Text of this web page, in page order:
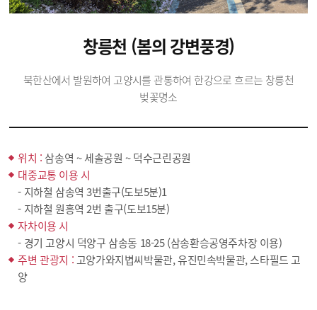
창릉천 (봄의 강변풍경)
북한산에서 발원하여 고양시를 관통하여 한강으로 흐르는 창릉천
벚꽃명소
위치 : 삼송역 ~ 세솔공원 ~ 덕수근린공원
대중교통 이용 시
- 지하철 삼송역 3번출구(도보5분)1
- 지하철 원흥역 2번 출구(도보15분)
자차이용 시
- 경기 고양시 덕양구 삼송동 18-25 (삼송환승공영주차장 이용)
주변 관광지 : 고양가와지볍씨박물관, 유진민속박물관, 스타필드 고
양